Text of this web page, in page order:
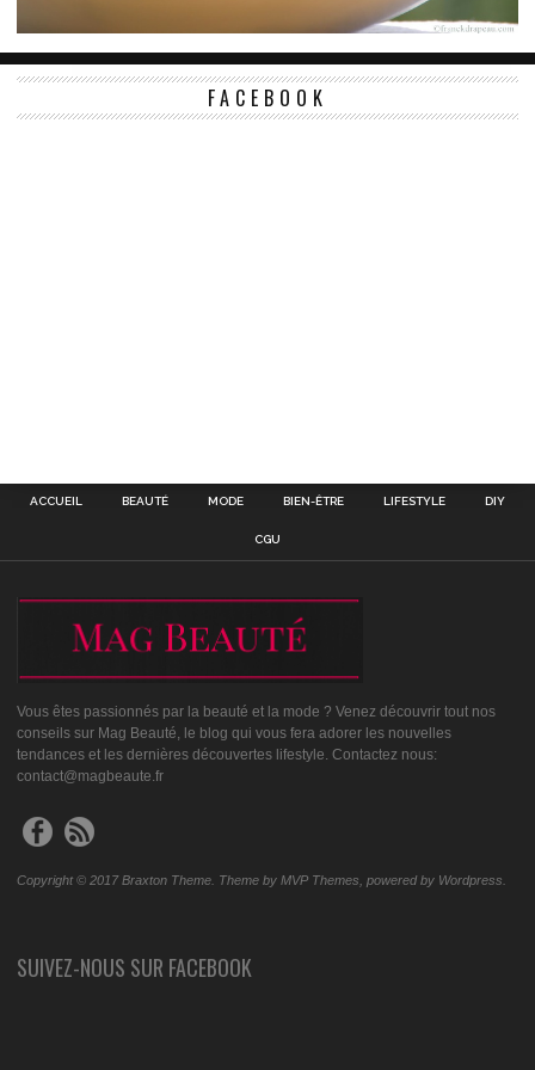
FACEBOOK
ACCUEIL BEAUTÉ MODE BIEN-ÊTRE LIFESTYLE DIY
CGU
Vous êtes passionnés par la beauté et la mode ? Venez découvrir tout nos
conseils sur Mag Beauté, le blog qui vous fera adorer les nouvelles
tendances et les dernières découvertes lifestyle. Contactez nous:
contact@magbeaute.fr
Copyright © 2017 Braxton Theme. Theme by MVP Themes, powered by Wordpress.
SUIVEZ-NOUS SUR FACEBOOK